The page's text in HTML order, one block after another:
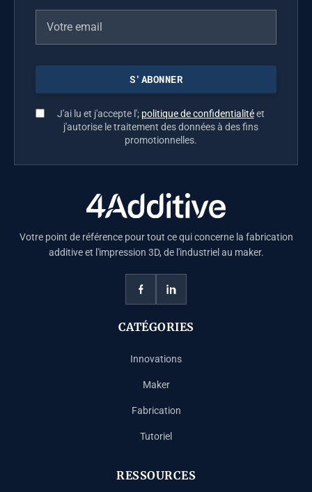
J'ai lu et j'accepte l'; politique de confidentialitéet
j'autorise le traitement des données à des fins
promotionnelles.
Votre point de référence pour tout ce qui concerne la fabrication
additive et l'impression 3D, de l'industriel au maker.
CATÉGORIES
Innovations
Maker
Fabrication
Tutoriel
RESSOURCES